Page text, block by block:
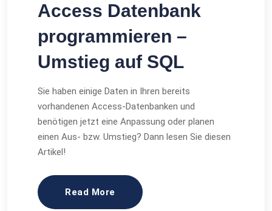
Access Datenbank
programmieren –
Umstieg auf SQL
Sie haben einige Daten in Ihren bereits
vorhandenen Access-Datenbanken und
benötigen jetzt eine Anpassung oder planen
einen Aus- bzw. Umstieg? Dann lesen Sie diesen
Artikel!
Read More